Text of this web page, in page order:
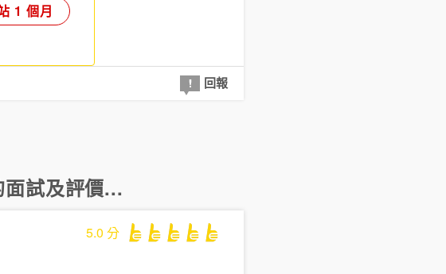
1 個月
回報
面試及評價...
5.0 分